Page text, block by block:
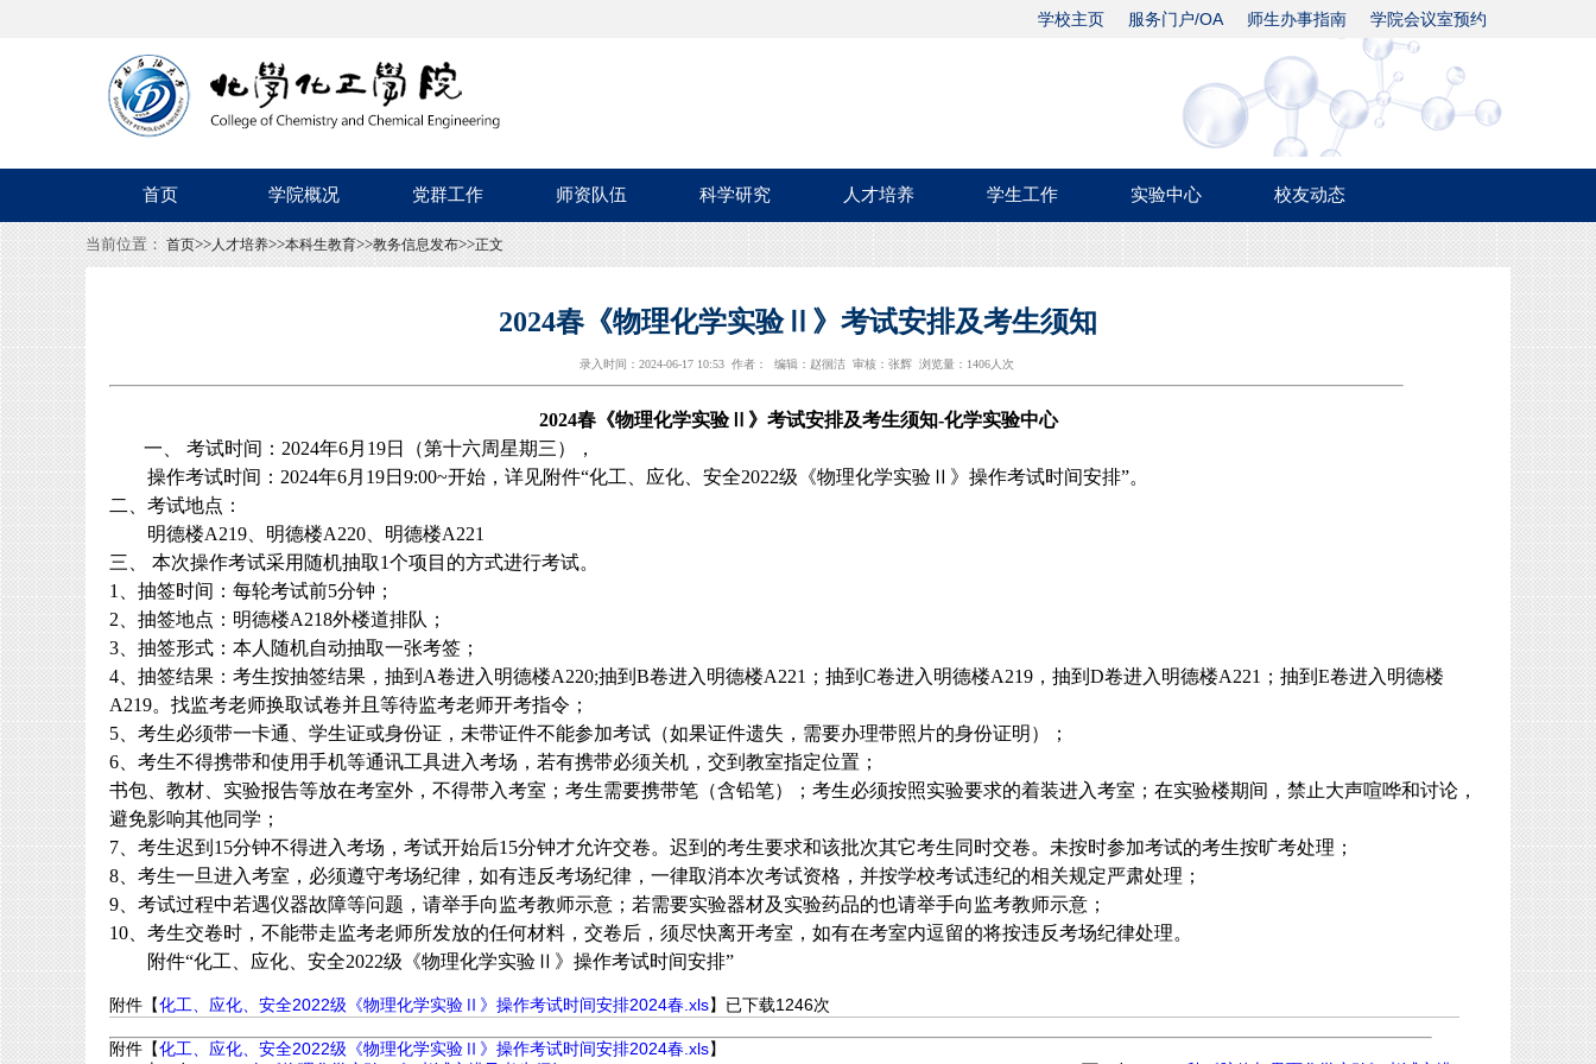
学院会议室预约
师生办事指南
服务门户/OA
学校主页
首页 学院概况 党群工作 师资队伍 科学研究 人才培养 学生工作 实验中心 校友动态
当前位置： 首页>>人才培养>>本科生教育>>教务信息发布>>正文
2024春《物理化学实验Ⅱ》考试安排及考生须知
录入时间：2024-06-17 10:53 作者： 编辑：赵徊洁 审核：张辉 浏览量： 1406人次
2024春《物理化学实验Ⅱ 》考试安排及考生须知-化学实验中心
一、 考试时间： 2024年6月 19日（第十六周星期三），
操作考试时间： 2024年6月 19日 9:00~开始，详见附件“化工、应化、安全2022级《物理化学实验 Ⅱ 》操作考试时间安排”。
二、考试地点：
明德楼A219 、明德楼A220 、明德楼A221
三、
本次操作考试采用随机抽取1个项目的方式进行考试。
1
、抽签时间：每轮考试前5分钟；
2 、抽签地点：明德楼A218外楼道排队；
3 、抽签形式：本人随机自动抽取一张考签；
4 、抽签结果：考生按抽签结果，抽到 A卷进入明德楼A220;抽到 B卷进入明德楼A221 ；抽到 C卷进入明德楼A219 ，抽到 D卷进入明德楼A221 ；抽到 E卷进入明德楼
A219。找监考老师换取试卷并且等待监考老师开考指令；
5 、考生必须带一卡通、学生证或身份证，未带证件不能参加考试（如果证件遗失，需要办理带照片的身份证明）；
6 、考生不得携带和使用手机等通讯工具进入考场，若有携带必须关机，交到教室指定位置；
书包、教材、实验报告等放在考室外，不得带入考室；考生需要携带笔（含铅笔）；考生必须按照实验要求的着装进入考室；在实验楼期间，禁止大声喧哗和讨论，
避免影响其他同学；
7 、考生迟到 15分钟不得进入考场，考试开始后15分钟才允许交卷。迟到的考生要求和该批次其它考生同时交卷。未按时参加考试的考生按旷考处理；
8 、考生一旦进入考室，必须遵守考场纪律，如有违反考场纪律，一律取消本次考试资格，并按学校考试违纪的相关规定严肃处理；
9 、考试过程中若遇仪器故障等问题，请举手向监考教师示意；若需要实验器材及实验药品的也请举手向监考教师示意；
10 、考生交卷时，不能带走监考老师所发放的任何材料，交卷后，须尽快离开考室，如有在考室内逗留的将按违反考场纪律处理。
附件“化工、应化、安全2022级《物理化学实验 Ⅱ 》操作考试时间安排”
附件【化工、应化、安全2022级《物理化学实验Ⅱ》操作考试时间安排2024春.xls】已下载1246次
附件【化工、应化、安全2022级《物理化学实验Ⅱ》操作考试时间安排2024春.xls】